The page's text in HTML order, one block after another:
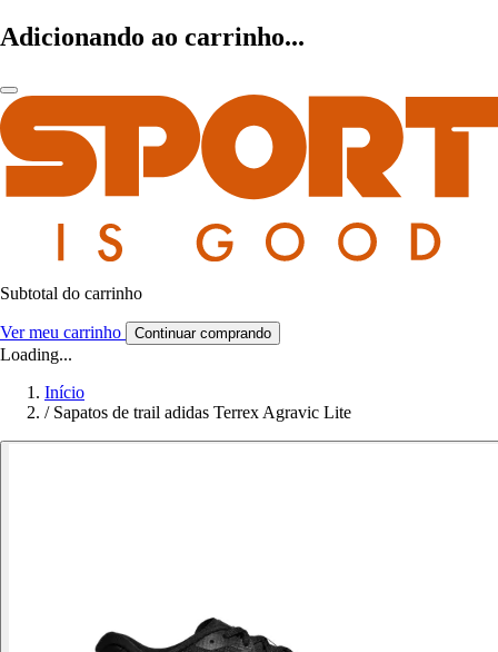
Adicionando ao carrinho...
Subtotal do carrinho
Ver meu carrinho Continuar comprando
Loading...
Início
/ Sapatos de trail adidas Terrex Agravic Lite